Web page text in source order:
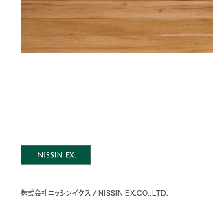
株式会社ニッシンイクス / NISSIN EX.CO.,LTD.